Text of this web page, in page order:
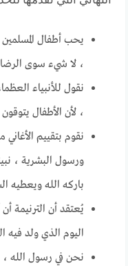
يحب أطفال
، لا شيء سوى
نقول للأنبياء
، لأن الأطفال
نقوم بتقييم الأغاني
ورسول البشرية ،
باركه الله ويعطيه
يُعتقد أن الترنيمة
اليوم الذي ولد فيه
نحن في رسول الله